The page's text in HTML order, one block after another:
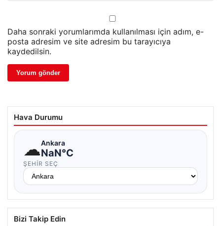
Daha sonraki yorumlarımda kullanılması için adım, e-
posta adresim ve site adresim bu tarayıcıya
kaydedilsin.
Hava Durumu
☁Ankara
NaN°C
ŞEHIR SEÇ
Bizi Takip Edin